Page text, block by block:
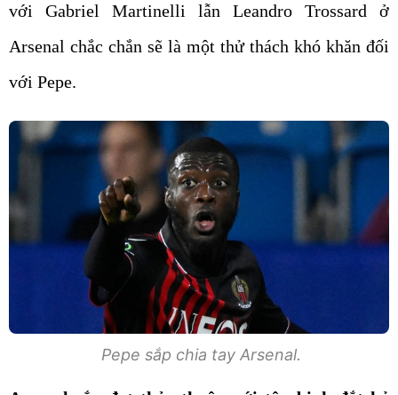
với Gabriel Martinelli lẫn Leandro Trossard ở
Arsenal chắc chắn sẽ là một thử thách khó khăn đối
với Pepe.
Pepe sắp chia tay Arsenal.